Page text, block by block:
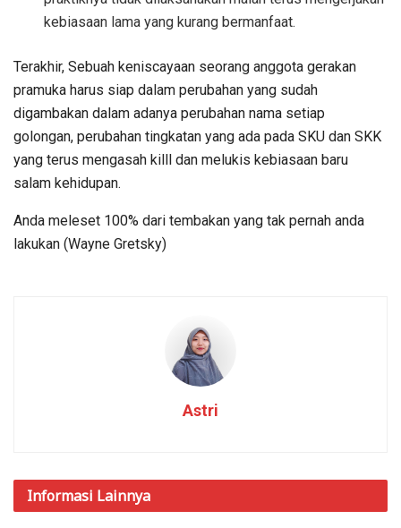
kebiasaan lama yang kurang bermanfaat.
Terakhir, Sebuah keniscayaan seorang anggota gerakan
pramuka harus siap dalam perubahan yang sudah
digambakan dalam adanya perubahan nama setiap
golongan, perubahan tingkatan yang ada pada SKU dan SKK
yang terus mengasah killl dan melukis kebiasaan baru
salam kehidupan.
Anda meleset 100% dari tembakan yang tak pernah anda
lakukan (Wayne Gretsky)
Astri
Informasi Lainnya